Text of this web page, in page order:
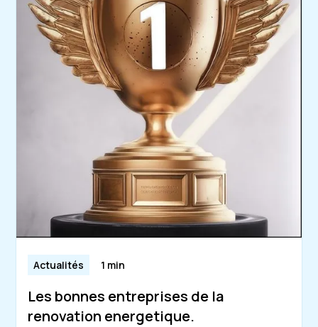
Actualités 1 min
Les bonnes entreprises de la
renovation energetique.